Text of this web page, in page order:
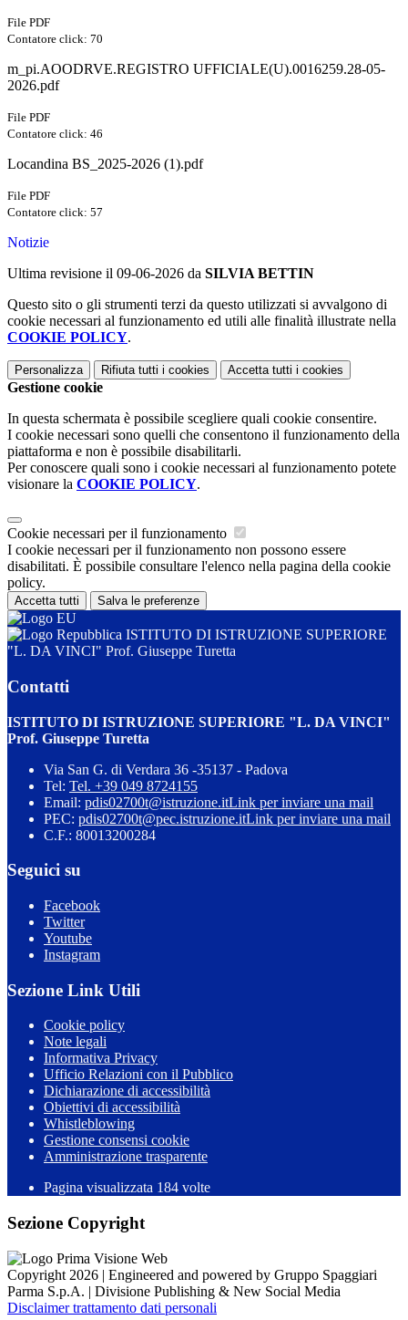
File PDF
Contatore click: 70
m_pi.AOODRVE.REGISTRO UFFICIALE(U).0016259.28-05-
2026.pdf
File PDF
Contatore click: 46
Locandina BS_2025-2026 (1).pdf
File PDF
Contatore click: 57
Notizie
Ultima revisione il 09-06-2026 da SILVIA BETTIN
Questo sito o gli strumenti terzi da questo utilizzati si avvalgono di
cookie necessari al funzionamento ed utili alle finalità illustrate nella
COOKIE POLICY.
Personalizza Rifiuta tutti i cookies Accetta tutti i cookies
Gestione cookie
In questa schermata è possibile scegliere quali cookie consentire.
I cookie necessari sono quelli che consentono il funzionamento della
piattaforma e non è possibile disabilitarli.
Per conoscere quali sono i cookie necessari al funzionamento potete
visionare la COOKIE POLICY.
Cookie necessari per il funzionamento
I cookie necessari per il funzionamento non possono essere
disabilitati. È possibile consultare l'elenco nella pagina della cookie
policy.
Accetta tutti Salva le preferenze
ISTITUTO DI ISTRUZIONE SUPERIORE
"L. DA VINCI" Prof. Giuseppe Turetta
Contatti
ISTITUTO DI ISTRUZIONE SUPERIORE "L. DA VINCI"
Prof. Giuseppe Turetta
Via San G. di Verdara 36 -35137 - Padova
Tel: Tel. +39 049 8724155
Email: pdis02700t@istruzione.itLink per inviare una mail
PEC: pdis02700t@pec.istruzione.itLink per inviare una mail
C.F.: 80013200284
Seguici su
Facebook
Twitter
Youtube
Instagram
Sezione Link Utili
Cookie policy
Note legali
Informativa Privacy
Ufficio Relazioni con il Pubblico
Dichiarazione di accessibilità
Obiettivi di accessibilità
Whistleblowing
Gestione consensi cookie
Amministrazione trasparente
Pagina visualizzata 184 volte
Sezione Copyright
Copyright 2026 | Engineered and powered by Gruppo Spaggiari
Parma S.p.A. | Divisione Publishing & New Social Media
Disclaimer trattamento dati personali